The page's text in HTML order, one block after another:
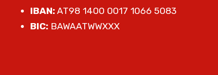
IBAN:AT98 1400 0017 1066 5083
BIC: BAWAATWWXXX